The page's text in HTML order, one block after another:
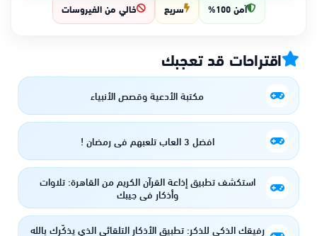
آمن 100% سريع خالي من الفيروسات
اقتراحات قد تعجبك
مكتبة الأدعية وقصص الأنبياء
افضل 3 العاب تلعبهم في رمضان !
استكشف تطبيق إذاعة القرآن الكريم من القاهرة: تلاوات
وأذكار في جيبك
رفيقك الذكي للذكر: تطبيق الأذكار التلقائي الذي يذكّرك بالله